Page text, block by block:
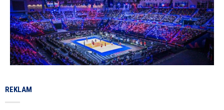
REKLAM